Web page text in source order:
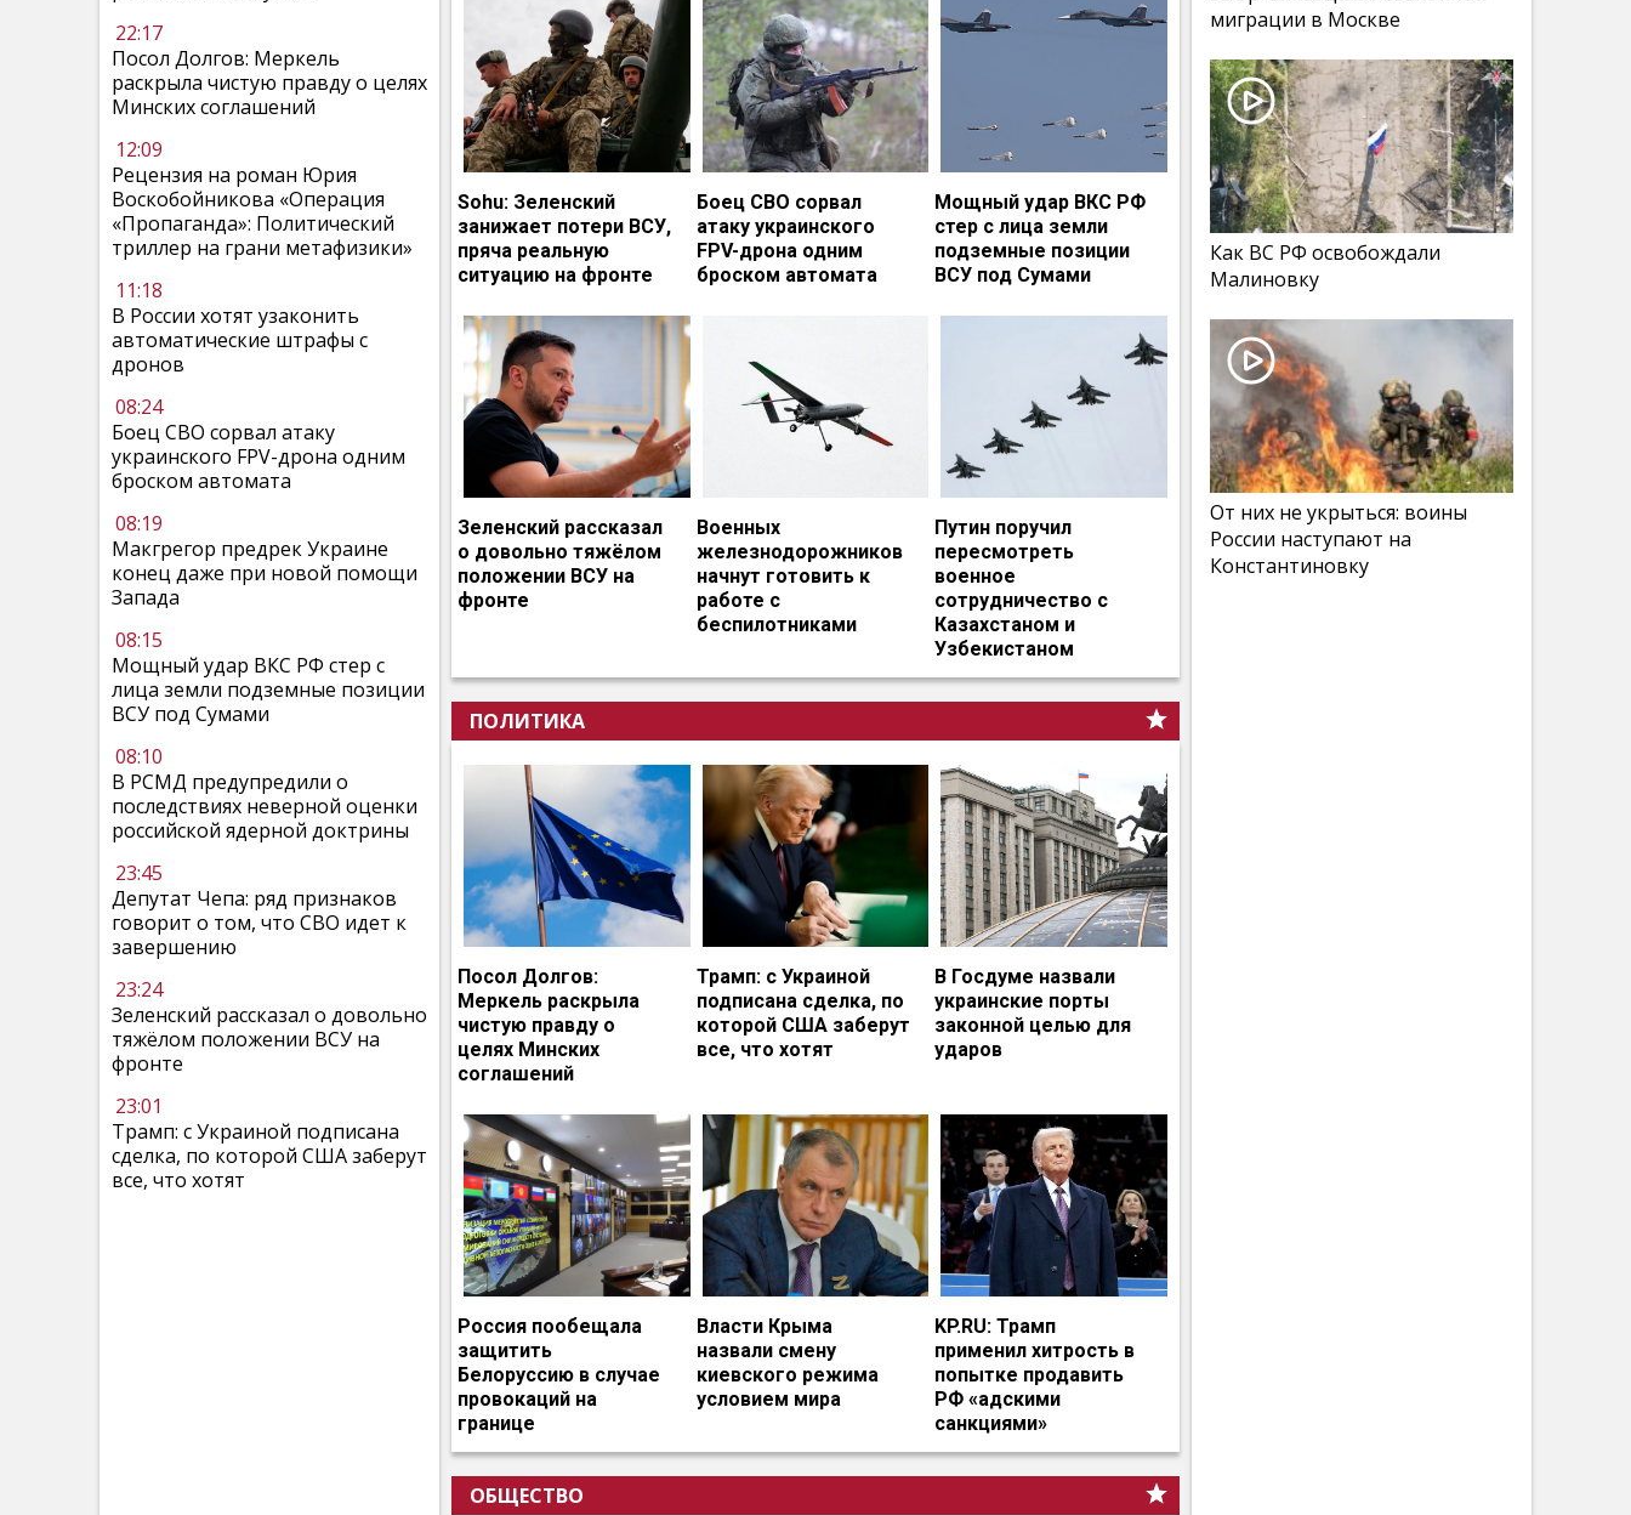
22:17
Посол Долгов: Меркель
раскрыла чистую правду о целях
Минских соглашений
12:09
Рецензия на роман Юрия
Воскобойникова «Операция
«Пропаганда»: Политический
триллер на грани метафизики»
11:18
В России хотят узаконить
автоматические штрафы с
дронов
08:24
Боец СВО сорвал атаку
украинского FPV-дрона одним
броском автомата
08:19
Макгрегор предрек Украине
конец даже при новой помощи
Запада
08:15
Мощный удар ВКС РФ стер с
лица земли подземные позиции
ВСУ под Сумами
08:10
В РСМД предупредили о
последствиях неверной оценки
российской ядерной доктрины
23:45
Депутат Чепа: ряд признаков
говорит о том, что СВО идет к
завершению
23:24
Зеленский рассказал о довольно
тяжёлом положении ВСУ на
фронте
23:01
Трамп: с Украиной подписана
сделка, по которой США заберут
все, что хотят
Sohu: Зеленский
занижает потери ВСУ,
пряча реальную
ситуацию на фронте
Боец СВО сорвал
атаку украинского
FPV-дрона одним
броском автомата
Мощный удар ВКС РФ
стер с лица земли
подземные позиции
ВСУ под Сумами
Зеленский рассказал
о довольно тяжёлом
положении ВСУ на
фронте
Военных
железнодорожников
начнут готовить к
работе с
беспилотниками
Путин поручил
пересмотреть
военное
сотрудничество с
Казахстаном и
Узбекистаном
ПОЛИТИКА
Посол Долгов:
Меркель раскрыла
чистую правду о
целях Минских
соглашений
Трамп: с Украиной
подписана сделка, по
которой США заберут
все, что хотят
В Госдуме назвали
украинские порты
законной целью для
ударов
Россия пообещала
защитить
Белоруссию в случае
провокаций на
границе
Власти Крыма
назвали смену
киевского режима
условием мира
KP.RU: Трамп
применил хитрость в
попытке продавить
РФ «адскими
санкциями»
ОБЩЕСТВО
миграции в Москве
Как ВС РФ освобождали
Малиновку
От них не укрыться: воины
России наступают на
Константиновку